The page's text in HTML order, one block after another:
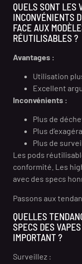
QUELS SONT LES
INCONVÉNIENTS
FACE AUX
RÉUTILISABLES ?
Avantages :
Utilisation
Excellent
Inconvénients :
Plus de
Plus
Plus de
Les pods
conformité. Les
avec des specs
Passons aux
QUELLES
SPECS DES
IMPORTANT ?
Surveillez :